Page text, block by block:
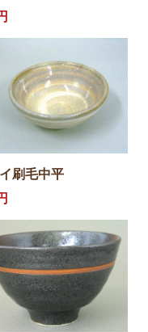
刷毛中平